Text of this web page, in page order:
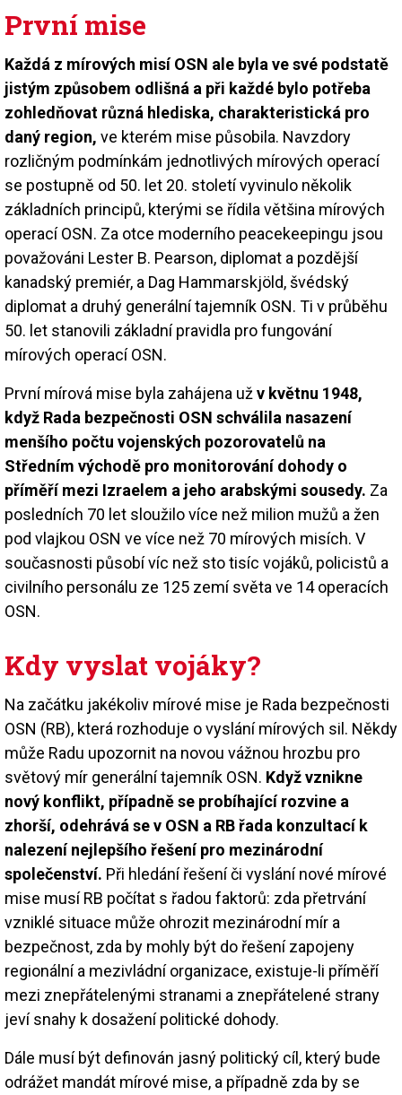
První mise
Každá z mírových misí OSN ale byla ve své podstatě
jistým způsobem odlišná a při každé bylo potřeba
zohledňovat různá hlediska, charakteristická pro
daný region, ve kterém mise působila. Navzdory
rozličným podmínkám jednotlivých mírových operací
se postupně od 50. let 20. století vyvinulo několik
základních principů, kterými se řídila většina mírových
operací OSN. Za otce moderního peacekeepingu jsou
považováni Lester B. Pearson, diplomat a pozdější
kanadský premiér, a Dag Hammarskjöld, švédský
diplomat a druhý generální tajemník OSN. Ti v průběhu
50. let stanovili základní pravidla pro fungování
mírových operací OSN.
První mírová mise byla zahájena užv květnu 1948,
když Rada bezpečnosti OSN schválila nasazení
menšího počtu vojenských pozorovatelů na
Středním východě pro monitorování dohody o
příměří mezi Izraelem a jeho arabskými sousedy. Za
posledních 70 let sloužilo více než milion mužů a žen
pod vlajkou OSN ve více než 70 mírových misích. V
současnosti působí víc než sto tisíc vojáků, policistů a
civilního personálu ze 125 zemí světa ve 14 operacích
OSN.
Kdy vyslat vojáky?
Na začátku jakékoliv mírové mise je Rada bezpečnosti
OSN (RB), která rozhoduje o vyslání mírových sil. Někdy
může Radu upozornit na novou vážnou hrozbu pro
světový mír generální tajemník OSN. Když vznikne
nový konflikt, případně se probíhající rozvine a
zhorší, odehrává se v OSN a RB řada konzultací k
nalezení nejlepšího řešení pro mezinárodní
společenství. Při hledání řešení či vyslání nové mírové
mise musí RB počítat s řadou faktorů: zda přetrvání
vzniklé situace může ohrozit mezinárodní mír a
bezpečnost, zda by mohly být do řešení zapojeny
regionální a mezivládní organizace, existuje-li příměří
mezi znepřátelenými stranami a znepřátelené strany
jeví snahy k dosažení politické dohody.
Dále musí být definován jasný politický cíl, který bude
odrážet mandát mírové mise, a případně zda by se